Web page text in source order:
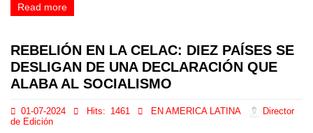
Read more
REBELIÓN EN LA CELAC: DIEZ PAÍSES SE
DESLIGAN DE UNA DECLARACIÓN QUE
ALABA AL SOCIALISMO
01-07-2024 Hits: 1461 EN AMERICA LATINA
Director
de Edición